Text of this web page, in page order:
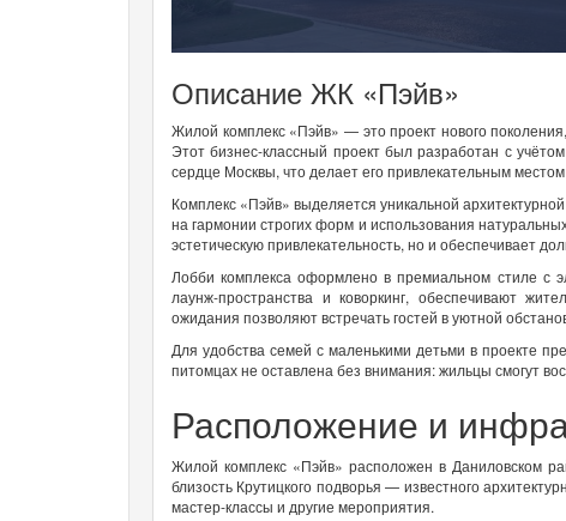
Описание ЖК «Пэйв»
Жилой комплекс «Пэйв» — это проект нового
Этот бизнес-классный проект был разработан с
сердце Москвы, что делает его привлекательным
Комплекс «Пэйв» выделяется уникальной
на гармонии строгих форм и использования
эстетическую привлекательность, но и обеспечивает
Лобби комплекса оформлено в премиальном стиле с
лаунж-пространства и коворкинг, обеспечивают
ожидания позволяют встречать гостей в уютной
Для удобства семей с маленькими детьми в проекте
питомцах не оставлена без внимания: жильцы смогут
Расположение и
Жилой комплекс «Пэйв» расположен в Даниловском
близость Крутицкого подворья — известного
мастер-классы и другие мероприятия.